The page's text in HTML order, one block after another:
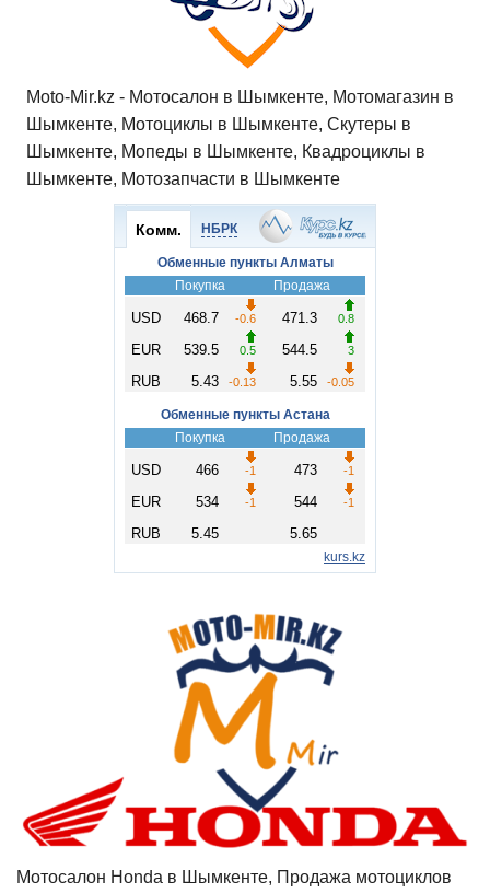
Moto-Mir.kz - Мотосалон в Шымкенте, Мотомагазин в
Шымкенте, Мотоциклы в Шымкенте, Скутеры в
Шымкенте, Мопеды в Шымкенте, Квадроциклы в
Шымкенте, Мотозапчасти в Шымкенте
Мотосалон Honda в Шымкенте, Продажа мотоциклов